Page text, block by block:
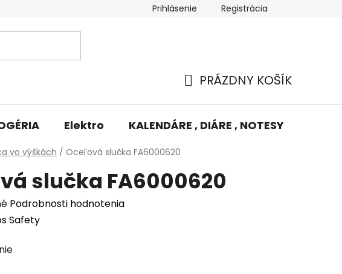
Výmena tovaru Odstúpenie od
Prihlásenie Registrácia
KOŠÍK
PRÁZDNY KOŠÍK
Elektro KALENDÁRE , DIÁRE , NOTESY
vo výškách / Oceľová slučka FA6000620
slučka FA6000620
Podrobnosti hodnotenia
Safety